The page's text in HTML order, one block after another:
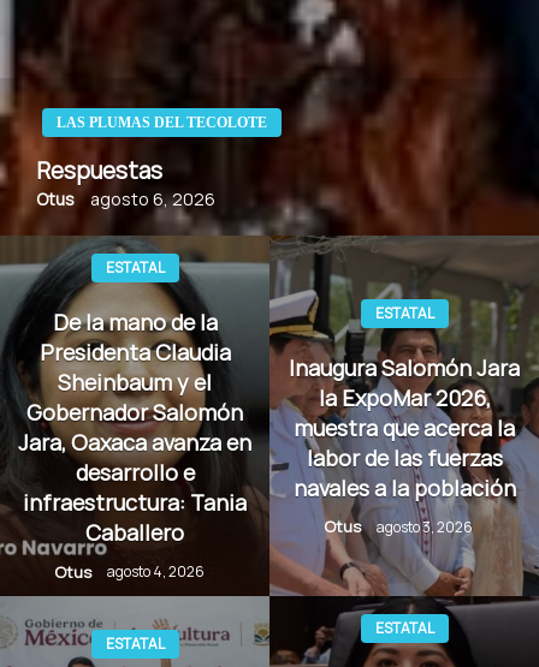
LAS PLUMAS DEL TECOLOTE
Respuestas
Otus agosto 6, 2026
ESTATAL
De la mano de la
Presidenta Claudia
Sheinbaum y el
Gobernador Salomón
Jara, Oaxaca avanza en
desarrollo e
infraestructura: Tania
Caballero
Otus agosto 4, 2026
ESTATAL
Inaugura Salomón Jara
la ExpoMar 2026,
muestra que acerca la
labor de las fuerzas
navales a la población
Otus agosto 3, 2026
ESTATAL
ESTATAL